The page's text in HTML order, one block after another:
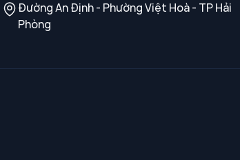
Đường An Định - Phường Việt Hoà - TP Hải
Phòng